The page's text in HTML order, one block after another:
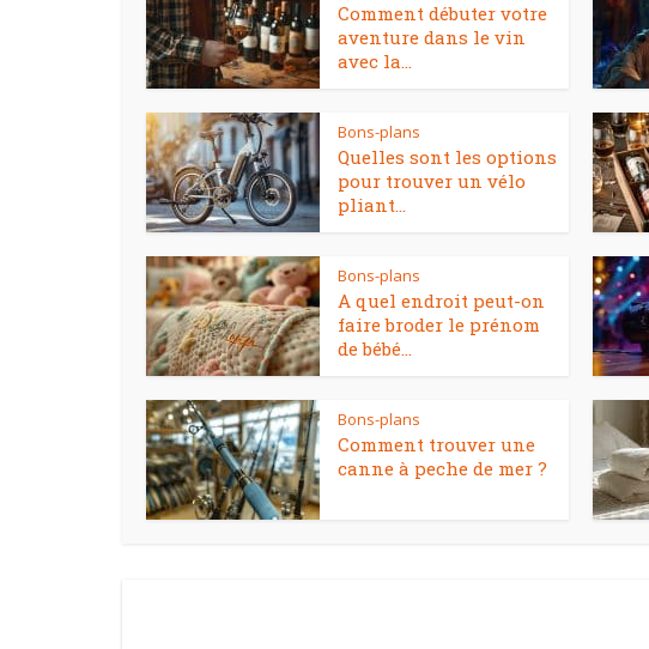
Comment débuter votre
aventure dans le vin
avec la...
Bons-plans
Quelles sont les options
pour trouver un vélo
pliant...
Bons-plans
A quel endroit peut-on
faire broder le prénom
de bébé...
Bons-plans
Comment trouver une
canne à peche de mer ?